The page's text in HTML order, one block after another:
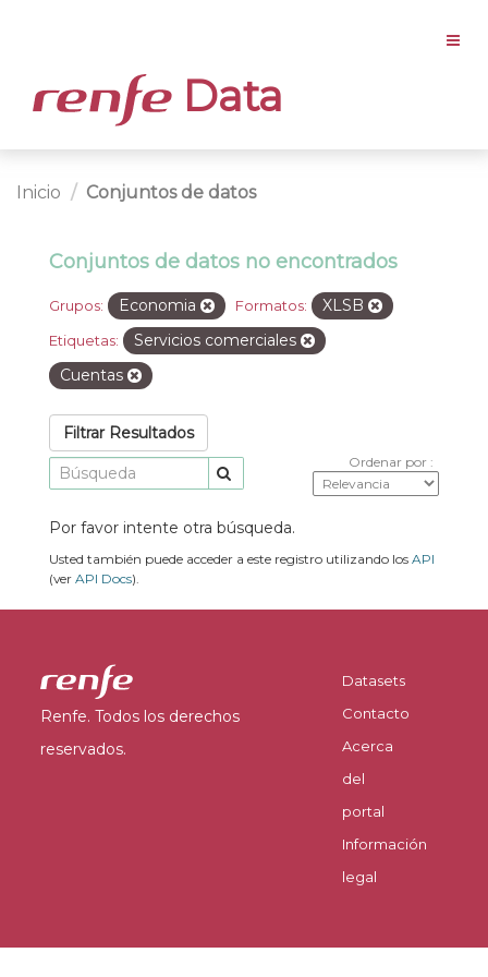
Data
Inicio Conjuntos de datos
Conjuntos de datos no encontrados
Grupos: Economia Formatos: XLSB
Etiquetas:
Servicios comerciales
Cuentas
Filtrar Resultados
Ordenar por
Por favor intente otra búsqueda.
Usted también puede acceder a este registro utilizando los API
(ver API Docs).
Renfe. Todos los derechos
reservados.
Datasets
Contacto
Acerca
del
portal
Información
legal